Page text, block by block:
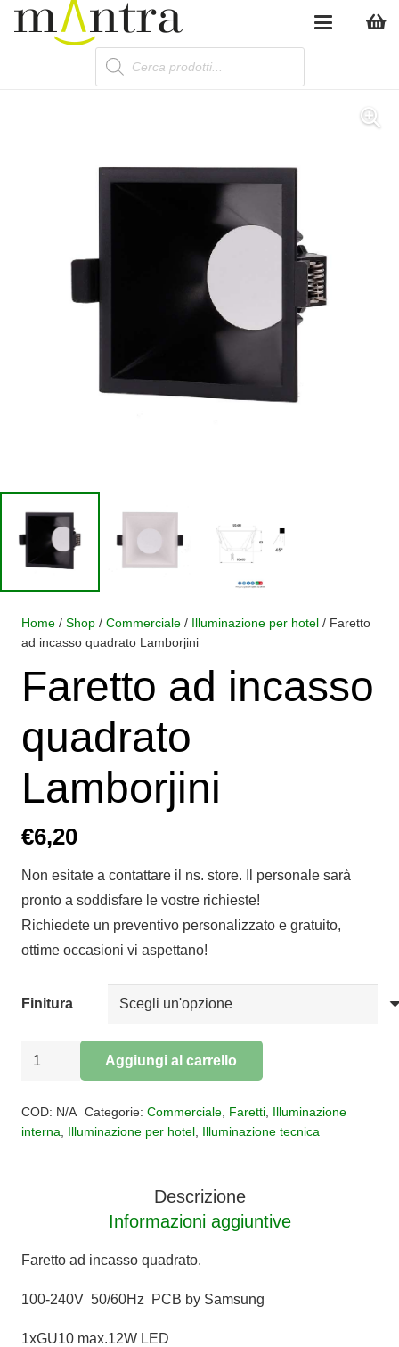
Products
search
Home / Shop / Commerciale / Illuminazione per hotel / Faretto
ad incasso quadrato Lamborjini
Faretto ad incasso
quadrato
Lamborjini
€6,20
Non esitate a contattare il ns. store. Il personale sarà
pronto a soddisfare le vostre richieste!
Richiedete un preventivo personalizzato e gratuito,
ottime occasioni vi aspettano!
Finitura
Faretto
quadrato
Aggiungi al carrello
COD: N/A Categorie: Commerciale, Faretti, Illuminazione
interna
Illuminazione per hotel Illuminazione tecnica
Descrizione
Informazioni aggiuntive
Faretto ad incasso quadrato.
100-240V 50/60Hz PCB by Samsung
1xGU10 max.12W LED